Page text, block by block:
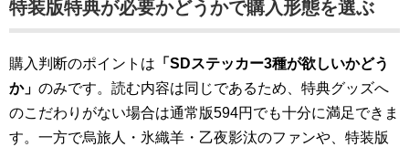
特装版特典が必要かどうかで購入形態を選ぶ
購入判断のポイントは 「SDステッカー3種が欲しいかどう
か」 のみです。読む内容は同じであるため、特典グッズへ
のこだわりがない場合は通常版594円でも十分に満足できま
す。一方で烏旅人・氷織羊・乙夜影汰のファンや、特装版